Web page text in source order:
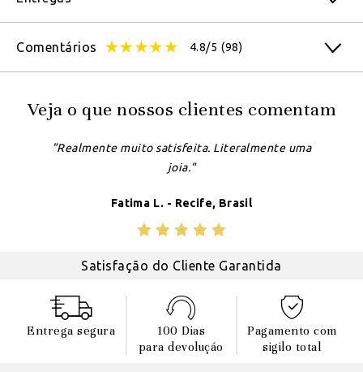
Comentários 4.8/5 (98)
Veja o que nossos clientes comentam
"Realmente muito satisfeita. Literalmente uma
joia."
Fatima L. - Recife, Brasil
Satisfação do Cliente Garantida
Entrega segura
100 Dias
para devoluçáo
Pagamento com
sigilo total